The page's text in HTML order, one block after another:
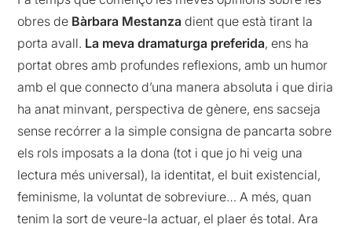
obres de Bàrbara Mestanza dient que està tirant la
porta avall. La meva dramaturga preferida, ens ha
portat obres amb profundes reflexions, amb un humor
amb el que connecto d’una manera absoluta i que diria
ha anat minvant, perspectiva de gènere, ens sacseja
sense recórrer a la simple consigna de pancarta sobre
els rols imposats a la dona (tot i que jo hi veig una
lectura més universal), la identitat, el buit existencial,
feminisme, la voluntat de sobreviure… A més, quan
tenim la sort de veure-la actuar, el plaer és total. Ara